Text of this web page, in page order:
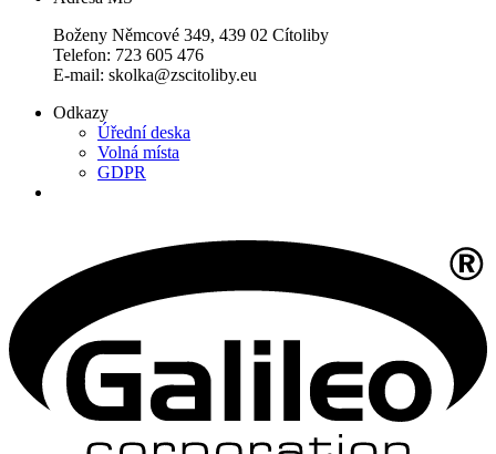
Boženy Němcové 349, 439 02 Cítoliby
Telefon: 723 605 476
E-mail: skolka@zscitoliby.eu
Odkazy
Úřední deska
Volná místa
GDPR